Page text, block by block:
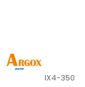
IX4-350